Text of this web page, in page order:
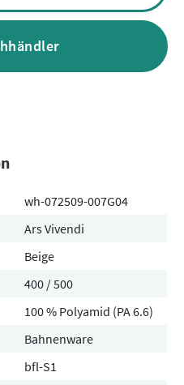
wh-072509-007G04
Ars Vivendi
Beige
400 / 500
100 % Polyamid (PA 6.6)
Bahnenware
bfl-S1